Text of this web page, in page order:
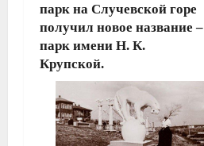
парк на Случевской горе
получил новое название –
парк имени Н. К.
Крупской.